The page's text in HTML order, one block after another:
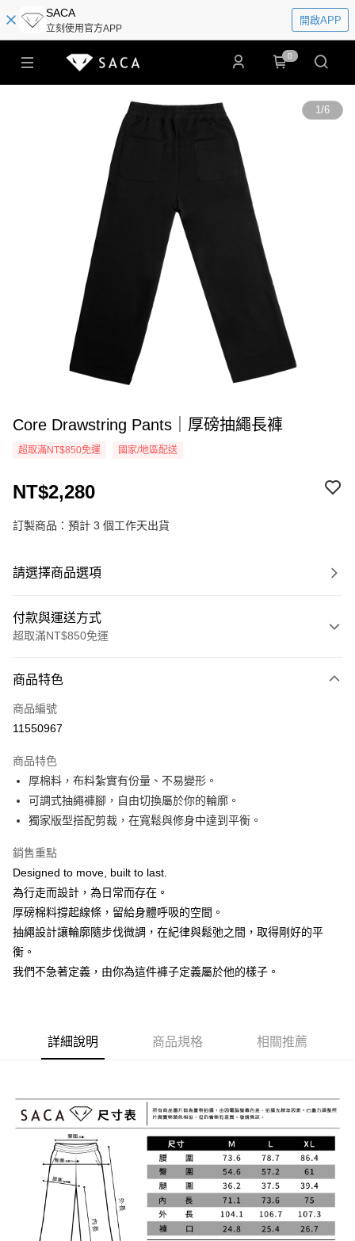
SACA
立刻使用官方APP
開啟APP
0
1/6
Core Drawstring Pants｜厚磅抽繩長褲
超取滿NT$850免運 國家/地區配送
NT$2,280
訂製商品：預計 3 個工作天出貨
請選擇商品選項
付款與運送方式
超取滿NT$850免運
信用卡一次付款
超商取貨付款
運送方式
全家取貨付款
每筆NT$60，滿NT$850(含以上)免運費
宅配
每筆NT$60，滿NT$850(含以上)免運費
國際運費測試
商品特色
商品編號
11550967
商品特色
厚棉料，布料紮實有份量、不易變形。
可調式抽繩褲腳，自由切換屬於你的輪廓。
獨家版型搭配剪裁，在寬鬆與修身中達到平衡。
銷售重點
Designed to move, built to last.
為行走而設計，為日常而存在。
厚磅棉料撐起線條，留給身體呼吸的空間。
抽繩設計讓輪廓隨步伐微調，在紀律與鬆弛之間，取得剛好的平
衡。
我們不急著定義，由你為這件褲子定義屬於他的樣子。
詳細說明 商品規格 相關推薦